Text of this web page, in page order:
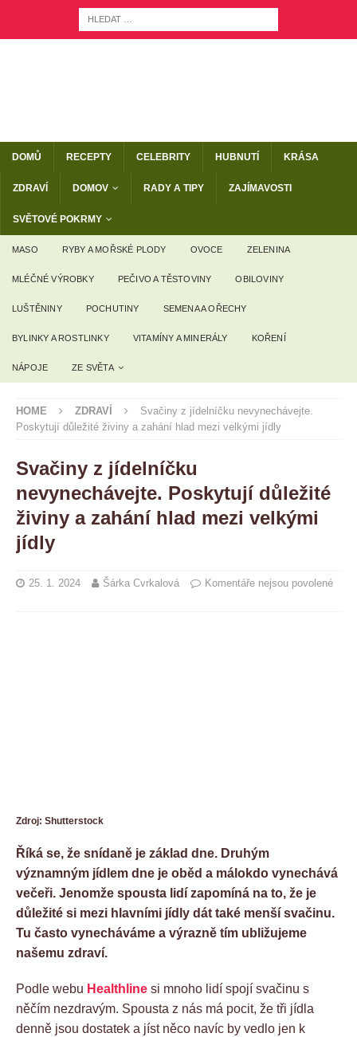
DOMŮ RECEPTY CELEBRITY HUBNUTÍ KRÁSA
ZDRAVÍ DOMOV RADY A TIPY ZAJÍMAVOSTI
SVĚTOVÉ POKRMY
MASO RYBY A MOŘSKÉ PLODY OVOCE ZELENINA
MLÉČNÉ VÝROBKY PEČIVO A TĚSTOVINY OBILOVINY
LUŠTĚNINY POCHUTINY SEMENA A OŘECHY
BYLINKY A ROSTLINKY VITAMÍNY A MINERÁLY KOŘENÍ
NÁPOJE ZE SVĚTA
HOME ZDRAVÍ
Svačiny z jídelníčku nevynechávejte.
Poskytují důležité živiny a zahání hlad mezi velkými jídly
Svačiny z jídelníčku
nevynechávejte. Poskytují důležité
živiny a zahání hlad mezi velkými
jídly
25. 1. 2024 Šárka Cvrkalová Komentáře nejsou povolené
Zdroj: Shutterstock
Říká se, že snídaně je základ dne. Druhým
významným jídlem dne je oběd a málokdo vynechává
večeři. Jenomže spousta lidí zapomíná na to, že je
důležité si mezi hlavními jídly dát také menší svačinu.
Tu často vynecháváme a výrazně tím ubližujeme
našemu zdraví.
Podle webu Healthline si mnoho lidí spojí svačinu s
něčím nezdravým. Spousta z nás má pocit, že tři jídla
denně jsou dostatek a jíst něco navíc by vedlo jen k